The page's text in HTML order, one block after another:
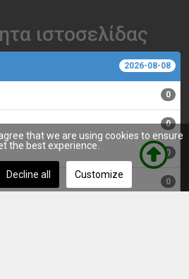
ιστοσελίδας
2026-08-08
0
0
0
0
that we are using cookies to ensure
the best experience.
Decline all Customize